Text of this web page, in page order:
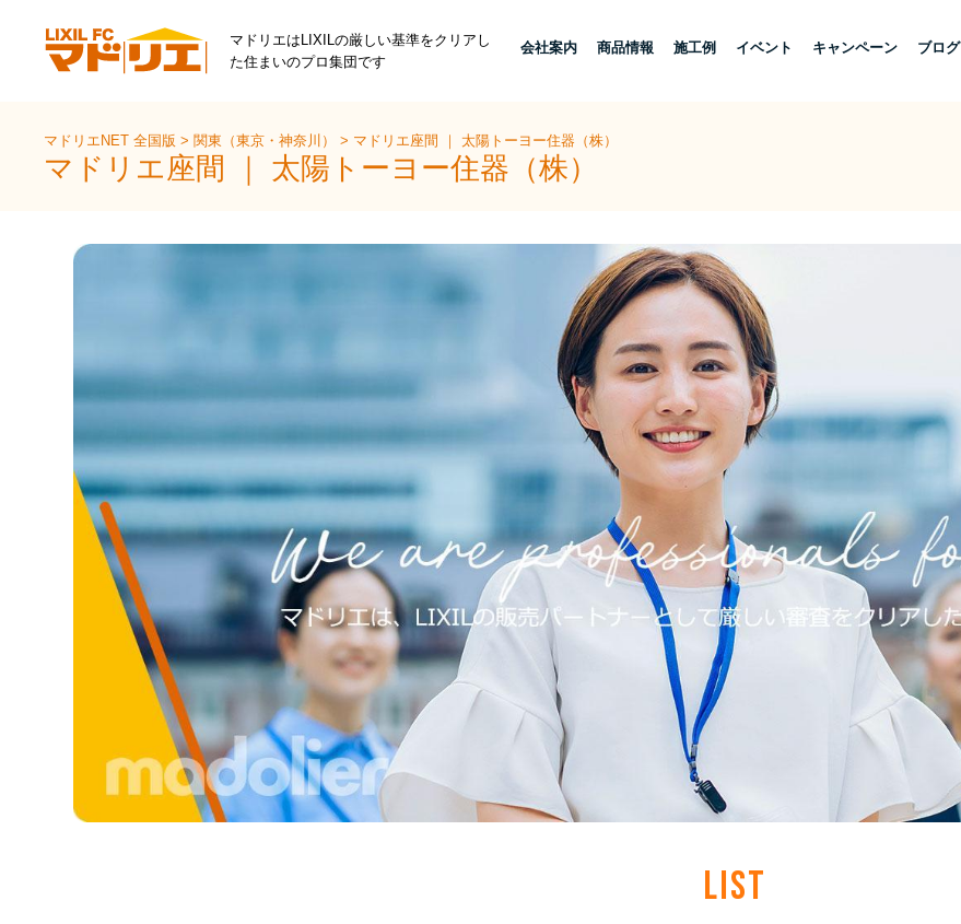
マドリエはLIXILの厳しい基準をクリアし
た住まいのプロ集団です
会社案内 商品情報 施工例 イベント キャンペーン ブログ
マドリエNET 全国版>関東（東京・神奈川）> マドリエ座間 ｜ 太陽トーヨー住器（株）
マドリエ座間 ｜ 太陽トーヨー住器（株）
LIST